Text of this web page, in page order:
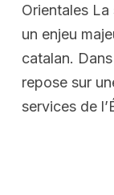
Orientales La
un enjeu
catalan.
repose sur
services de